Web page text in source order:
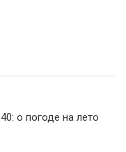
о погоде на лето